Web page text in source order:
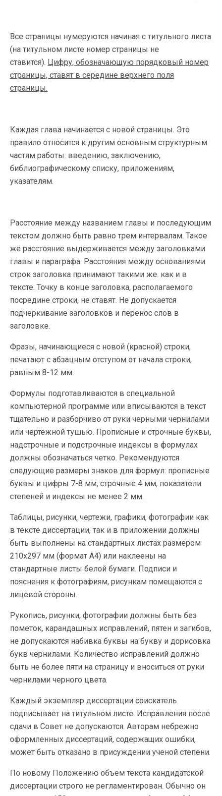
Все страницы нумеруются начиная с титульного листа
(на титульном листе номер страницы не
ставится). Цифру, обозначающую порядковый номер
страницы, ставят в середине верхнего поля
страницы.
Каждая глава начинается с новой страницы. Это
правило относится к другим основным структурным
частям работы: введению, заключению,
библиографическому списку, приложениям,
указателям.
Расстояние между названием главы и последующим
текстом должно быть равно трем интервалам. Такое
же расстояние выдерживается между заголовками
главы и параграфа. Расстояния между основаниями
строк заголовка принимают такими же. как и в
тексте. Точку в конце заголовка, располагаемого
посредине строки, не ставят. Не допускается
подчеркивание заголовков и перенос слов в
заголовке.
Фразы, начинающиеся с новой (красной) строки,
печатают с абзацным отступом от начала строки,
равным 8-12 мм.
Формулы подготавливаются в специальной
компьютерной про­грамме или вписываются в текст
тщательно и разборчиво от руки черными чернилами
или чертежной тушью. Прописные и строчные буквы,
надстрочные и подстрочные индексы в формулах
должны обозначаться четко. Рекомендуются
следующие размеры знаков для формул: прописные
буквы и цифры 7-8 мм, строчные 4 мм, показатели
степеней и индексы не менее 2 мм.
Таблицы, рисунки, чертежи, графики, фотографии как
в тексте диссертации, так и в приложении должны
быть выполнены на стан­дартных листах размером
210х297 мм (формат А4) или наклеены на
стандартные листы белой бумаги. Подписи и
пояснения к фотографиям, рисункам помещаются с
лицевой стороны.
Рукопись, рисунки, фотографии должны быть без
пометок, карандашных исправлений, пятен и загибов,
не допускаются набивка буквы на букву и дорисовка
букв чернилами. Количество исправлений должно
быть не более пяти на страницу и вноситься от руки
чернилами черного цвета.
Каждый экземпляр диссертации соискатель
подписывает на титульном листе. Исправления после
сдачи в Совет не допускаются. Авторам небрежно
оформленных диссертаций, содержащих ошибки,
может быть отказано в присуждении ученой степени.
По новому Положению объем текста кандидатской
диссертации строго не регламентирован. Обычно он